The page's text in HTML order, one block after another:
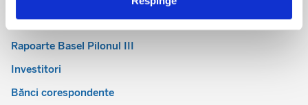
Situații financiare
Rapoarte Basel Pilonul III
Investitori
Bănci corespondente